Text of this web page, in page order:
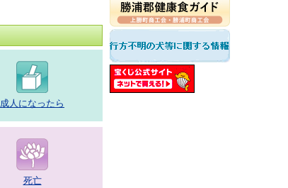
成人になったら
死亡